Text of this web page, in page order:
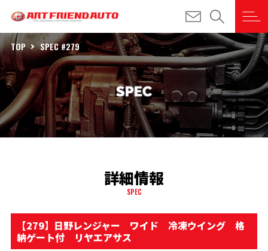
TOP SPEC #279
詳細情報
SPEC
【279】日野レンジャー ワイド 冷凍ウイング 格
納ゲート付 リヤエアサス